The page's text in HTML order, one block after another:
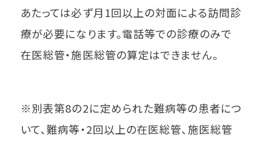
あたっては必ず月1回以上の対面による訪問診
療が必要になります。電話等での診療のみで
在医総管・施医総管の算定はできません。
※別表第8の2に定められた難病等の患者につ
いて、難病等・2回以上の在医総管、施医総管